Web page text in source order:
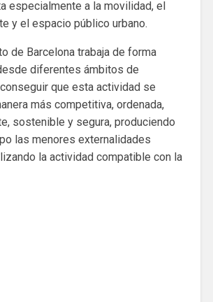
especialmente a la movilidad, el
y el espacio público urbano.
de Barcelona trabaja de forma
diferentes ámbitos de
que esta actividad se
más competitiva, ordenada,
sostenible y segura, produciendo
las menores externalidades
la actividad compatible con la